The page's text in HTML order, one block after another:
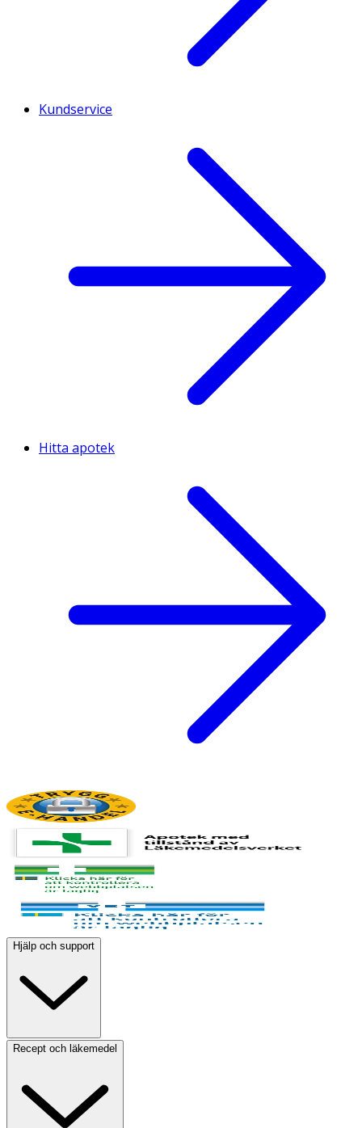
Kundservice
Hitta apotek
Hjälp och support
Recept och läkemedel